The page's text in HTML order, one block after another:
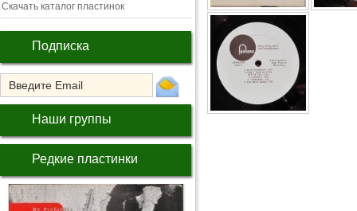
Скачать каталог пластинок
Подписка
Наши группы
Редкие пластинки